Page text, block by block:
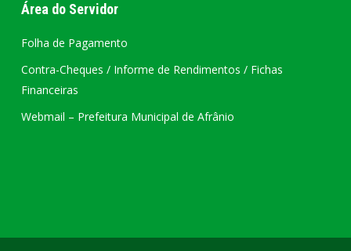
Área do Servidor
Folha de Pagamento
Contra-Cheques / Informe de Rendimentos / Fichas
Financeiras
Webmail – Prefeitura Municipal de Afrânio